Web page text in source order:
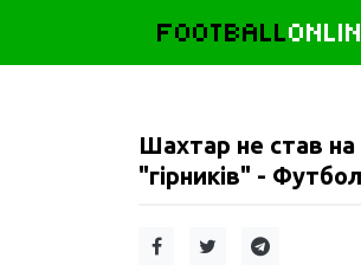
FOOTBALL
Шахтар не став на
"гірників" -